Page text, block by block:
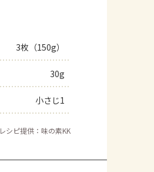
3枚（150g）
30g
小さじ1
レシピ提供：味の素KK